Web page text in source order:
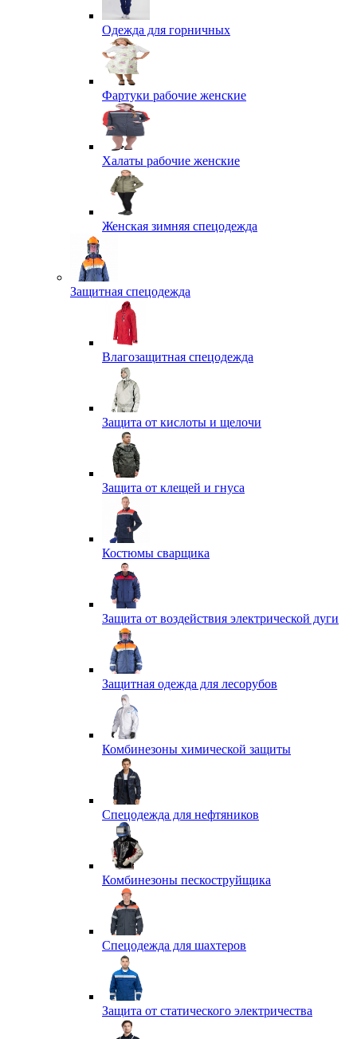
Одежда для горничных
Фартуки рабочие женские
Халаты рабочие женские
Женская зимняя спецодежда
Защитная спецодежда
Влагозащитная спецодежда
Защита от кислоты и щелочи
Защита от клещей и гнуса
Костюмы сварщика
Защита от воздействия электрической дуги
Защитная одежда для лесорубов
Комбинезоны химической защиты
Спецодежда для нефтяников
Комбинезоны пескоструйщика
Спецодежда для шахтеров
Защита от статического электричества